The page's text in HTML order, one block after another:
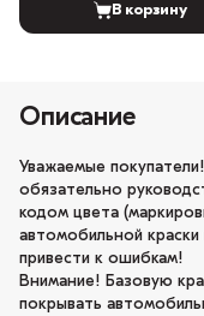
В корзину
Описание
Уважаемые
обязательно
кодом цвета
автомобильной
привести к ошибкам!
Внимание! Базовую
покрывать